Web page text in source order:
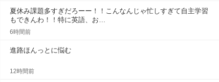
夏休み課題多すぎだろーー！！こんなんじゃ忙しすぎて自主学習
もできんわ！！特に英語、お…
6時間前
進路ほんっとに悩む
12時間前